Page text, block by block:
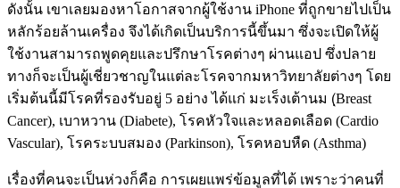
ดังนั้น เขาเลยมองหาโอกาสจากผู้ใช้งาน iPhone ที่ถูกขายไปเป็น
หลักร้อยล้านเครื่อง จึงได้เกิดเป็นบริการนี้ขึ้นมา ซึ่งจะเปิดให้ผู้
ใช้งานสามารถพูดคุยและปรึกษาโรคต่างๆ ผ่านแอป ซึ่งปลาย
ทางก็จะเป็นผู้เชี่ยวชาญในแต่ละโรคจากมหาวิทยาลัยต่างๆ โดย
เริ่มต้นนี้มีโรคที่รองรับอยู่ 5 อย่าง ได้แก่ มะเร็งเต้านม (ฺBreast
Cancer), เบาหวาน (Diabete), โรคหัวใจและหลอดเลือด (Cardio
Vascular), โรคระบบสมอง (Parkinson), โรคหอบหืด (Asthma)
เรื่องที่คนจะเป็นห่วงก็คือ การเผยแพร่ข้อมูลที่ได้ เพราะว่าคนที่